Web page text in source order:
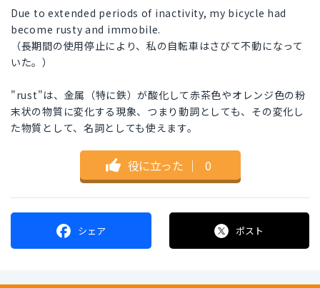
Due to extended periods of inactivity, my bicycle had
become rusty and immobile.
（長期間の使用停止により、私の自転車はさびて不動になって
いた。）
"rust"は、金属（特に鉄）が酸化して赤茶色やオレンジ色の粉
末状の物質に変化する現象、つまり動詞としても、その変化し
た物質として、名詞としても使えます。
役に立った ｜ 0
シェア ポスト